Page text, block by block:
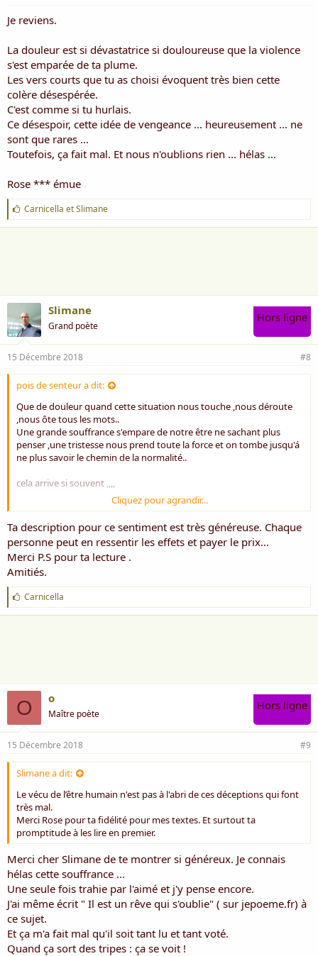
Je reviens.
La douleur est si dévastatrice si douloureuse que la violence
s'est emparée de ta plume.
Les vers courts que tu as choisi évoquent très bien cette
colère désespérée.
C'est comme si tu hurlais.
Ce désespoir, cette idée de vengeance ... heureusement ... ne
sont que rares ...
Toutefois, ça fait mal. Et nous n'oublions rien ... hélas ...
Rose *** émue
J
'
a
Carnicella etSlimane
Slimane
Grand poète
Hors ligne
15 Décembre 2018 #8
pois de senteur a dit:
Que de douleur quand cette situation nous touche ,nous déroute
,nous ôte tous les mots..
Une grande souffrance s'empare de notre être ne sachant plus
penser ,une tristesse nous prend toute la force et on tombe jusqu'á
ne plus savoir le chemin de la normalité..
cela arrive si souvent ,,,,
merci Slimane
Cliquez pour agrandir...
Ta description pour ce sentiment est très généreuse. Chaque
personne peut en ressentir les effets et payer le prix...
Merci P.S pour ta lecture .
Amitiés.
J
'
a
Carnicella
O o
Maître poète
Hors ligne
15 Décembre 2018 #9
Slimane a dit:
Le vécu de l’être humain n'est pas à l'abri de ces déceptions qui font
très mal.
Merci Rose pour ta fidélité pour mes textes. Et surtout ta
promptitude à les lire en premier.
Merci cher Slimane de te montrer si généreux. Je connais
hélas cette souffrance ...
Une seule fois trahie par l'aimé et j'y pense encore.
J'ai même écrit " Il est un rêve qui s'oublie" ( sur jepoeme.fr) à
ce sujet.
Et ça m'a fait mal qu'il soit tant lu et tant voté.
Quand ça sort des tripes : ça se voit !